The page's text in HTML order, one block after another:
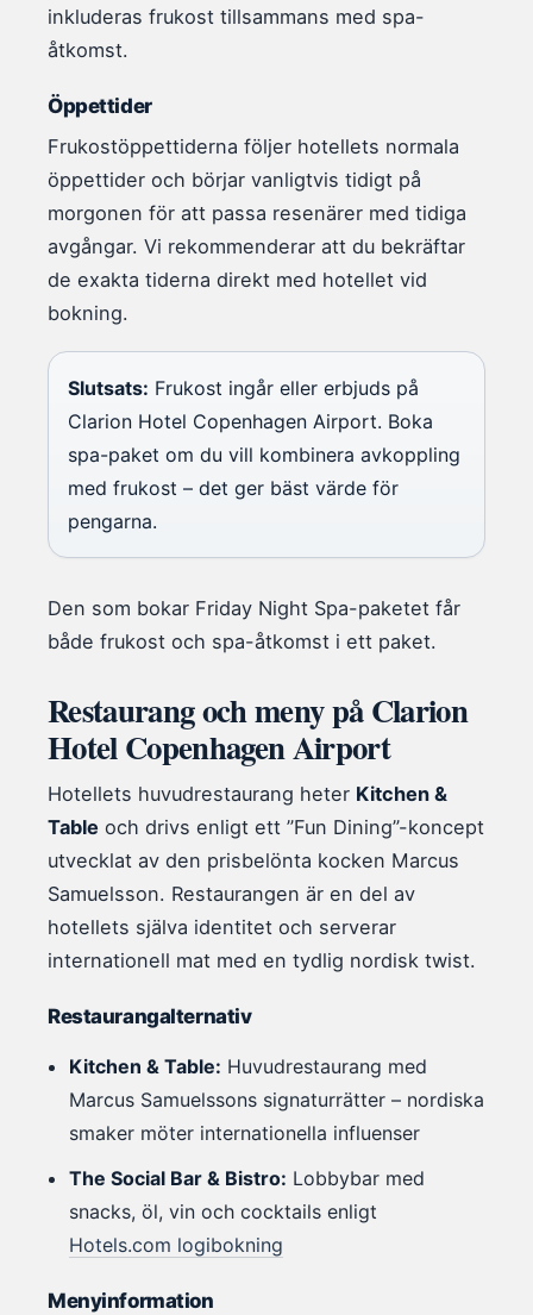
inkluderas frukost tillsammans med spa-
åtkomst.
Öppettider
Frukostöppettiderna följer hotellets normala
öppettider och börjar vanligtvis tidigt på
morgonen för att passa resenärer med tidiga
avgångar. Vi rekommenderar att du bekräftar
de exakta tiderna direkt med hotellet vid
bokning.
Slutsats: Frukost ingår eller erbjuds på
Clarion Hotel Copenhagen Airport. Boka
spa-paket om du vill kombinera avkoppling
med frukost – det ger bäst värde för
pengarna.
Den som bokar Friday Night Spa-paketet får
både frukost och spa-åtkomst i ett paket.
Restaurang och meny på Clarion
Hotel Copenhagen Airport
Hotellets huvudrestaurang heter Kitchen &
Table och drivs enligt ett ”Fun Dining”-koncept
utvecklat av den prisbelönta kocken Marcus
Samuelsson. Restaurangen är en del av
hotellets själva identitet och serverar
internationell mat med en tydlig nordisk twist.
Restaurangalternativ
Kitchen & Table: Huvudrestaurang med
Marcus Samuelssons signaturrätter – nordiska
smaker möter internationella influenser
The Social Bar & Bistro: Lobbybar med
snacks, öl, vin och cocktails enligt
Hotels.com logibokning
Menyinformation